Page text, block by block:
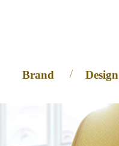
Brand / Design